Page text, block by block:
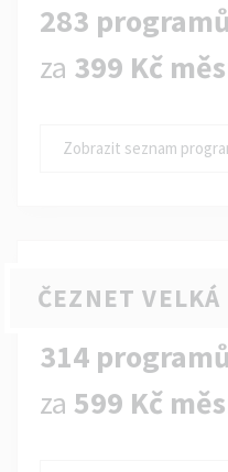
283 programů
za 399 Kč
Zobrazit seznam
ČEZNET VELKÁ
314 programů
za 599 Kč